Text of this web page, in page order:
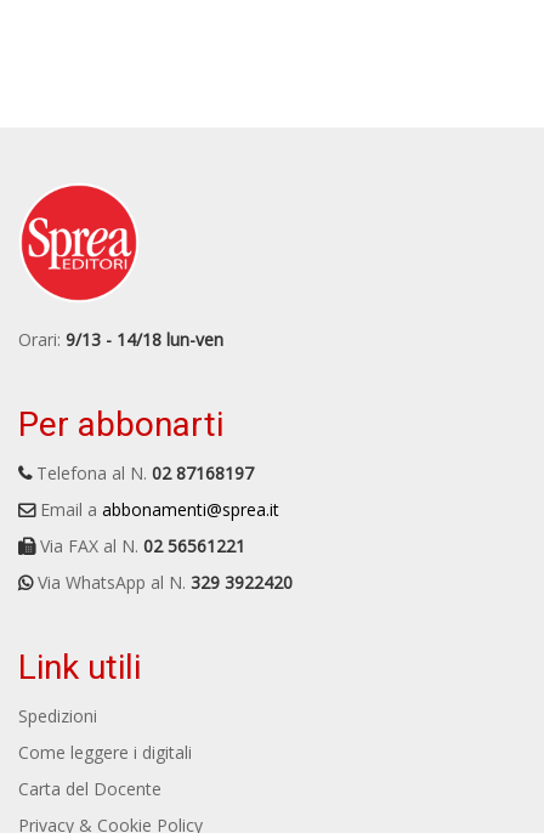
Orari: 9/13 - 14/18 lun-ven
Per abbonarti
Telefona al N. 02 87168197
Email a abbonamenti@sprea.it
Via FAX al N. 02 56561221
Via WhatsApp al N. 329 3922420
Link utili
Spedizioni
Come leggere i digitali
Carta del Docente
Privacy & Cookie Policy